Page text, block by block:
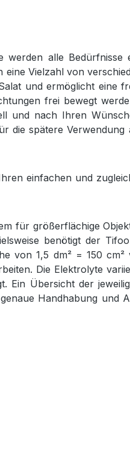
werden alle
Vielzahl von
und ermöglicht eine
frei bewegt
und nach Ihren
die spätere Verwendung
einfachen und
für größerflächige
benötigt der
von 1,5 dm² = 150
Die Elektrolyte
Ein Übersicht der
Handhabung und